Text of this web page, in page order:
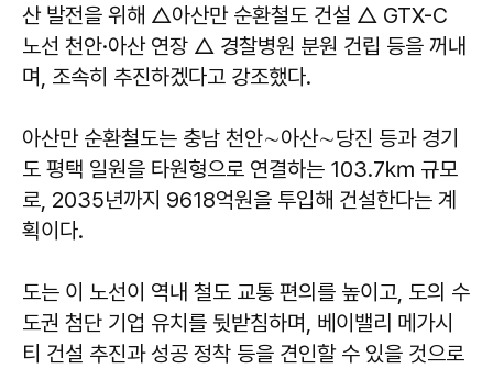
산 발전을 위해 △아산만 순환철도 건설 △ GTX-C
노선 천안·아산 연장 △ 경찰병원 분원 건립 등을 꺼내
며, 조속히 추진하겠다고 강조했다.
아산만 순환철도는 충남 천안∼아산∼당진 등과 경기
도 평택 일원을 타원형으로 연결하는 103.7㎞ 규모
로, 2035년까지 9618억원을 투입해 건설한다는 계
획이다.
도는 이 노선이 역내 철도 교통 편의를 높이고, 도의 수
도권 첨단 기업 유치를 뒷받침하며, 베이밸리 메가시
티 건설 추진과 성공 정착 등을 견인할 수 있을 것으로